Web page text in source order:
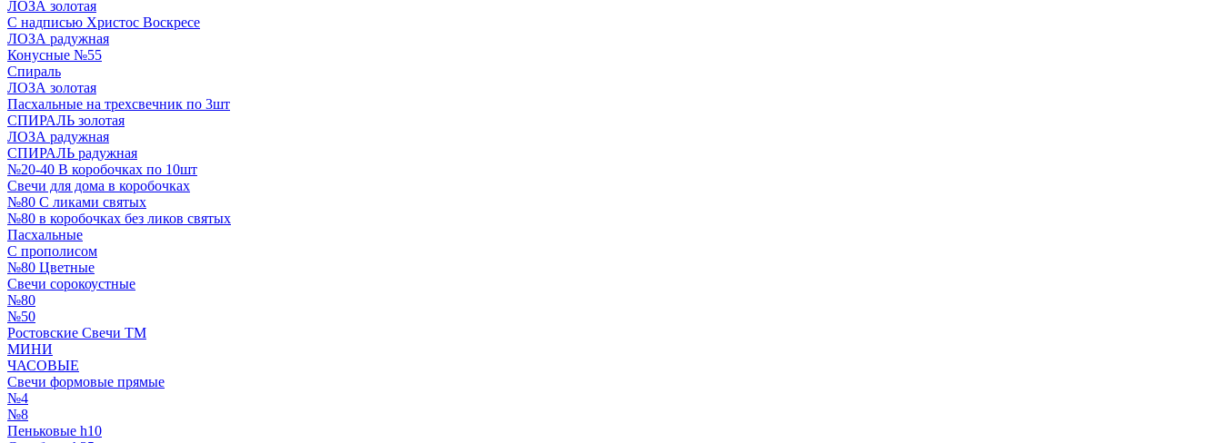
ЛОЗА золотая
С надписью Христос Воскресе
ЛОЗА радужная
Конусные №55
Спираль
ЛОЗА золотая
Пасхальные на трехсвечник по 3шт
СПИРАЛЬ золотая
ЛОЗА радужная
СПИРАЛЬ радужная
№20-40 В коробочках по 10шт
Свечи для дома в коробочках
№80 С ликами святых
№80 в коробочках без ликов святых
Пасхальные
С прополисом
№80 Цветные
Свечи сорокоустные
№80
№50
Ростовские Свечи ТМ
МИНИ
ЧАСОВЫЕ
Свечи формовые прямые
№4
№8
Пеньковые h10